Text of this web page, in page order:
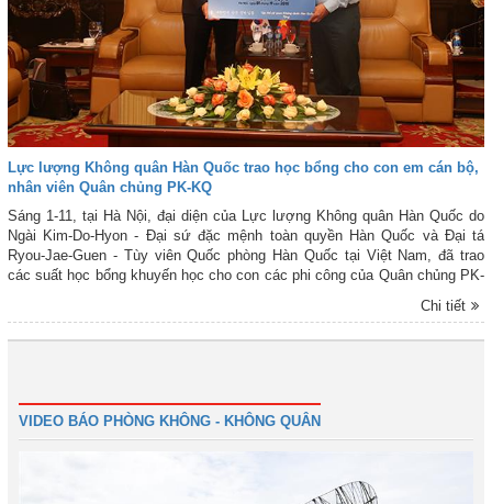
Lực lượng Không quân Hàn Quốc trao học bổng cho con em cán bộ,
nhân viên Quân chủng PK-KQ
Sáng 1-11, tại Hà Nội, đại diện của Lực lượng Không quân Hàn Quốc do
Ngài Kim-Do-Hyon - Đại sứ đặc mệnh toàn quyền Hàn Quốc và Đại tá
Ryou-Jae-Guen - Tùy viên Quốc phòng Hàn Quốc tại Việt Nam, đã trao
các suất học bổng khuyến học cho con các phi công của Quân chủng PK-
KQ hi sinh trong khi làm nhiệm vụ huấn luyện và con các cựu chiến binh
Chi tiết
VIDEO BÁO PHÒNG KHÔNG - KHÔNG QUÂN